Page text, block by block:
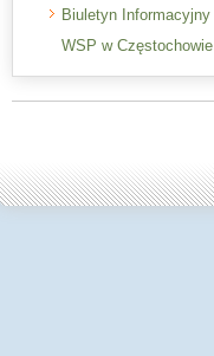
Biuletyn Informacyjny
WSP w Częstochowie